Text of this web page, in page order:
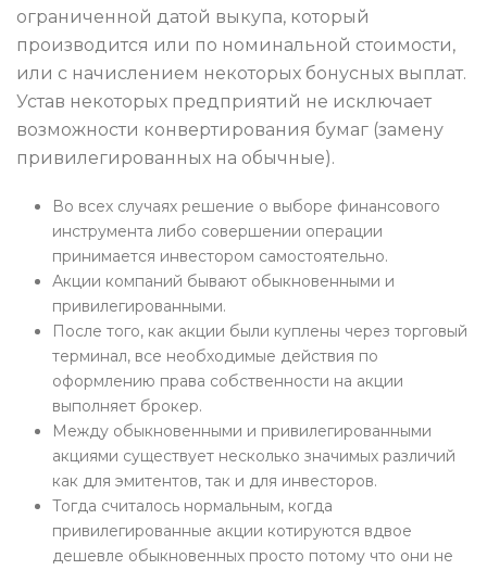
ограниченной датой выкупа, который
производится или по номинальной стоимости,
или с начислением некоторых бонусных выплат.
Устав некоторых предприятий не исключает
возможности конвертирования бумаг (замену
привилегированных на обычные).
Во всех случаях решение о выборе финансового
инструмента либо совершении операции
принимается инвестором самостоятельно.
Акции компаний бывают обыкновенными и
привилегированными.
После того, как акции были куплены через торговый
терминал, все необходимые действия по
оформлению права собственности на акции
выполняет брокер.
Между обыкновенными и привилегированными
акциями существует несколько значимых различий
как для эмитентов, так и для инвесторов.
Тогда считалось нормальным, когда
привилегированные акции котируются вдвое
дешевле обыкновенных просто потому что они не